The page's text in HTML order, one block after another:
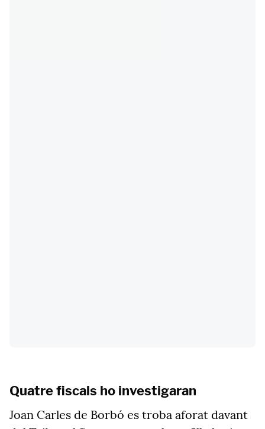
Quatre fiscals ho investigaran
Joan Carles de Borbó es troba aforat davant